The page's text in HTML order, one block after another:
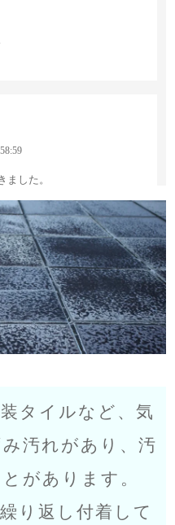
ました。
から、スプレーでこの洗剤を
で擦ったところ、綺麗に汚れ
限りでございます。
タイルなど、気
汚れがあり、汚
があります。
り返し付着して